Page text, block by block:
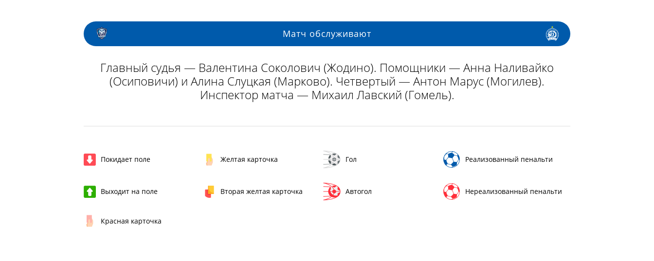
Матч обслуживают
Главный судья — Валентина Соколович (Жодино). Помощники — Анна Наливайко
(Осиповичи) и Алина Слуцкая (Марково). Четвертый — Антон Марус (Могилев).
Инспектор матча — Михаил Лавский (Гомель).
Покидает поле Желтая карточка Гол Реализованный пенальти
Выходит на поле Вторая желтая карточка Автогол Нереализованный пенальти
Красная карточка